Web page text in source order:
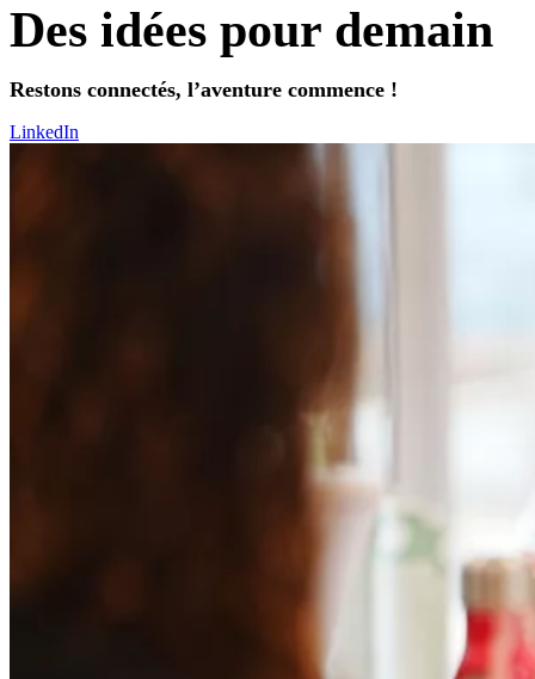
Des idées pour demain
Restons connectés, l’aventure commence !
LinkedIn